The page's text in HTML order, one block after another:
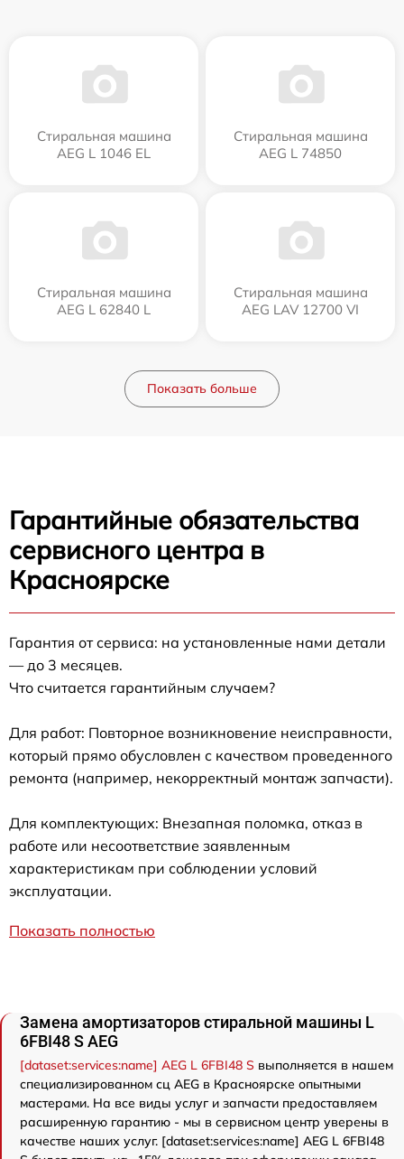
Стиральная машина
AEG L 1046 EL
Стиральная машина
AEG L 74850
Стиральная машина
AEG L 62840 L
Стиральная машина
AEG LAV 12700 VI
Показать больше
Гарантийные обязательства
сервисного центра в
Красноярске
Гарантия от сервиса: на установленные нами детали
— до 3 месяцев.
Что считается гарантийным случаем?
Для работ: Повторное возникновение неисправности,
который прямо обусловлен с качеством проведенного
ремонта (например, некорректный монтаж запчасти).
Для комплектующих: Внезапная поломка, отказ в
работе или несоответствие заявленным
характеристикам при соблюдении условий
эксплуатации.
Показать полностью
Замена амортизаторов стиральной машины L
6FBI48 S AEG
[dataset:services:name] AEG L 6FBI48 S выполняется в нашем
специализированном сц AEG в Красноярске опытными
мастерами. На все виды услуг и запчасти предоставляем
расширенную гарантию - мы в сервисном центр уверены в
качестве наших услуг. [dataset:services:name] AEG L 6FBI48